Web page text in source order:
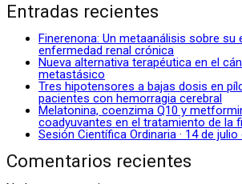
Entradas recientes
Finerenona: Un metaanálisis sobre su
enfermedad renal crónica
Nueva alternativa terapéutica en el
metastásico
Tres hipotensores a bajas dosis en
pacientes con hemorragia cerebral
Melatonina, coenzima Q10 y
coadyuvantes en el tratamiento de la
Sesión Científica Ordinaria · 14 de julio
Comentarios recientes